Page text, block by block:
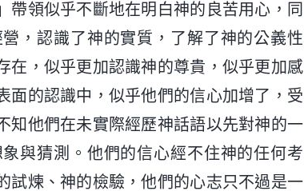
領似乎不斷地在明白神的良苦用心，同
，認識了神的實質，了解了神的公義性
在，似乎更加認識神的尊貴，似乎更加感
面的認識中，似乎他們的信心加增了，受
知他們在未實際經歷神話語以先對神的一
與猜測。他們的信心經不住神的任何考
試煉、神的檢驗，他們的心志只不過是一